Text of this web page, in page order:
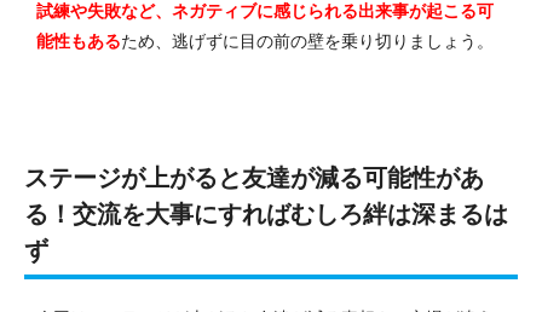
試練や失敗など、ネガティブに感じられる出来事が起こる可
能性もあるため、逃げずに目の前の壁を乗り切りましょう。
ステージが上がると友達が減る可能性があ
る！交流を大事にすればむしろ絆は深まるは
ず